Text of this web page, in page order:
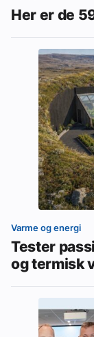
Her er de
Varme og energi
Tester
og termisk